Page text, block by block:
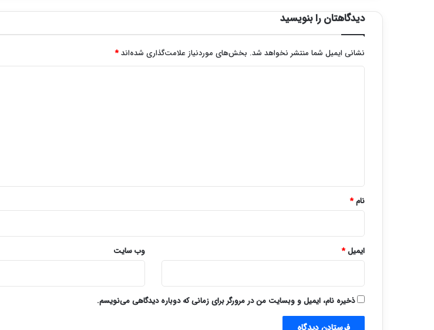
دیدگاهتان را بنویسید
نشانی ایمیل شما منتشر نخواهد شد. بخش‌های موردنیاز علامت‌گذاری شده‌اند*
نام*
ایمیل* وب‌ سایت
ذخیره نام، ایمیل و وبسایت من در مرورگر برای زمانی که دوباره دیدگاهی می‌نویسم.